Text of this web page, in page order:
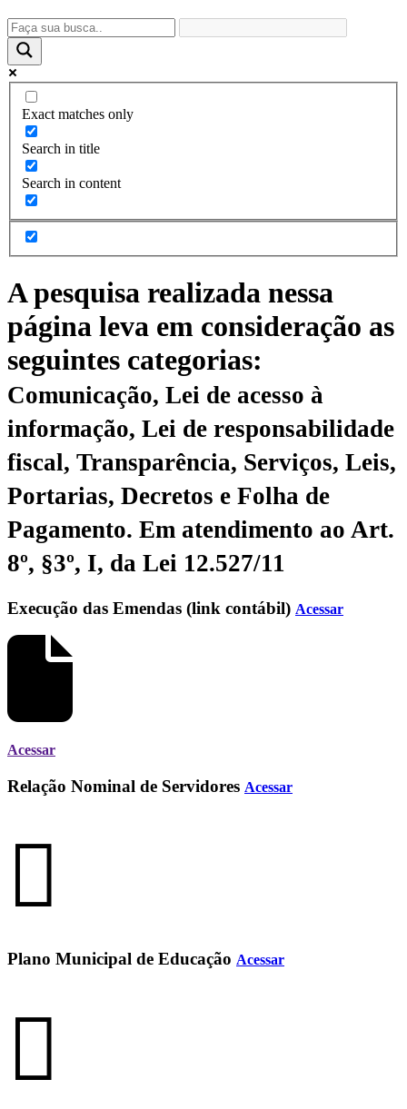
Exact matches only
Search in title
Search in content
A pesquisa realizada nessa
página leva em consideração as
seguintes categorias:
Comunicação, Lei de acesso à
informação, Lei de responsabilidade
fiscal, Transparência, Serviços, Leis,
Portarias, Decretos e Folha de
Pagamento. Em atendimento ao Art.
8º, §3º, I, da Lei 12.527/11
Execução das Emendas (link contábil) Acessar
Acessar
Relação Nominal de Servidores Acessar
Plano Municipal de Educação Acessar